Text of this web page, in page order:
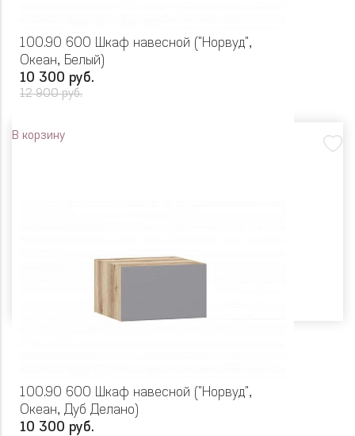
100.90 600 Шкаф навесной ("Норвуд",
Океан, Белый)
10 300 руб.
12 900 руб.
В корзину
100.90 600 Шкаф навесной ("Норвуд",
Океан, Дуб Делано)
10 300 руб.